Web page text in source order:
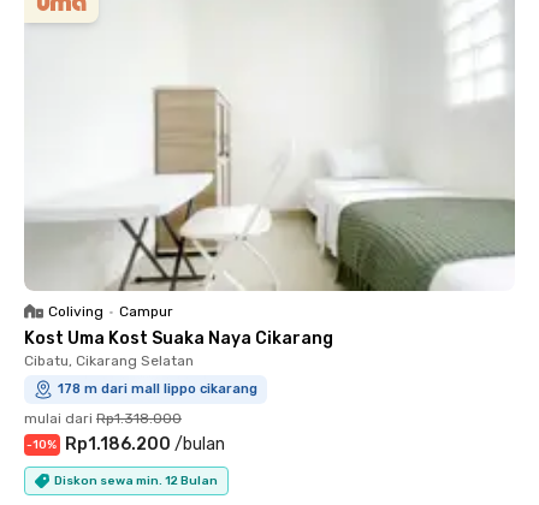
Coliving • Campur
Kost Uma Kost Suaka Naya Cikarang
Cibatu, Cikarang Selatan
178 m dari mall lippo cikarang
mulai dari Rp1.318.000
-10% Rp1.186.200 /bulan
Diskon sewa min. 12 Bulan